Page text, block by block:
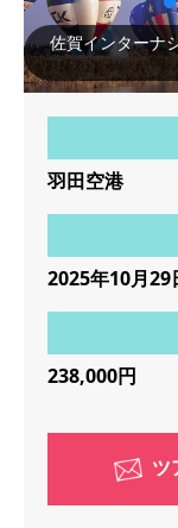
佐賀インターナ
羽田空港
2025年10月29
238,000円
ツ